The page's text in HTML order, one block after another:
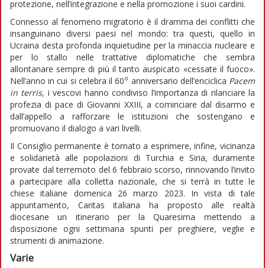
protezione, nell’integrazione e nella promozione i suoi cardini.
Connesso al fenomeno migratorio è il dramma dei conflitti che
insanguinano diversi paesi nel mondo: tra questi, quello in
Ucraina desta profonda inquietudine per la minaccia nucleare e
per lo stallo nelle trattative diplomatiche che sembra
allontanare sempre di più il tanto auspicato «cessate il fuoco».
Nell’anno in cui si celebra il 60o anniversario dell’enciclica Pacem
in terris, i vescovi hanno condiviso l’importanza di rilanciare la
profezia di pace di Giovanni XXIII, a cominciare dal disarmo e
dall’appello a rafforzare le istituzioni che sostengano e
promuovano il dialogo a vari livelli.
Il Consiglio permanente è tornato a esprimere, infine, vicinanza
e solidarietà alle popolazioni di Turchia e Siria, duramente
provate dal terremoto del 6 febbraio scorso, rinnovando l’invito
a partecipare alla colletta nazionale, che si terrà in tutte le
chiese italiane domenica 26 marzo 2023. In vista di tale
appuntamento, Caritas italiana ha proposto alle realtà
diocesane un itinerario per la Quaresima mettendo a
disposizione ogni settimana spunti per preghiere, veglie e
strumenti di animazione.
Varie